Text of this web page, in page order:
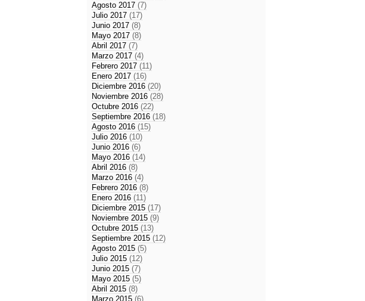
Agosto 2017 (7)
Julio 2017 (17)
Junio 2017 (8)
Mayo 2017 (8)
Abril 2017 (7)
Marzo 2017 (4)
Febrero 2017 (11)
Enero 2017 (16)
Diciembre 2016 (20)
Noviembre 2016 (28)
Octubre 2016 (22)
Septiembre 2016 (18)
Agosto 2016 (15)
Julio 2016 (10)
Junio 2016 (6)
Mayo 2016 (14)
Abril 2016 (8)
Marzo 2016 (4)
Febrero 2016 (8)
Enero 2016 (11)
Diciembre 2015 (17)
Noviembre 2015 (9)
Octubre 2015 (13)
Septiembre 2015 (12)
Agosto 2015 (5)
Julio 2015 (12)
Junio 2015 (7)
Mayo 2015 (5)
Abril 2015 (8)
Marzo 2015 (6)